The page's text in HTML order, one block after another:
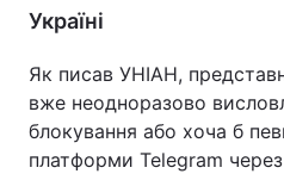
Україні
Як писав УНІАН,
вже неодноразово
блокування або хоча б
платформи Telegram